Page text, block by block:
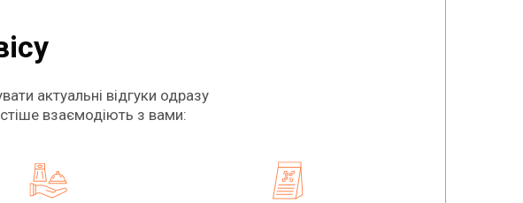
актуальні відгуки одразу
взаємодіють з вами: